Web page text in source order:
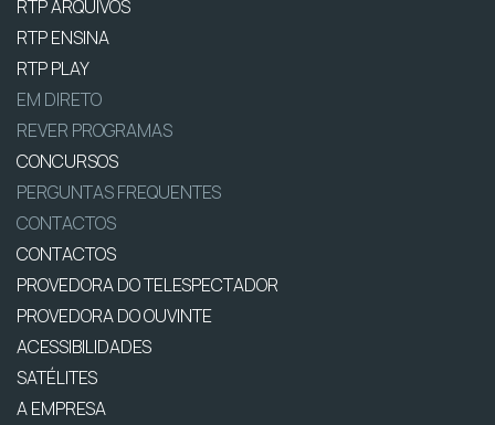
RTP ARQUIVOS
RTP ENSINA
RTP PLAY
EM DIRETO
REVER PROGRAMAS
CONCURSOS
PERGUNTAS FREQUENTES
CONTACTOS
CONTACTOS
PROVEDORA DO TELESPECTADOR
PROVEDORA DO OUVINTE
ACESSIBILIDADES
SATÉLITES
A EMPRESA